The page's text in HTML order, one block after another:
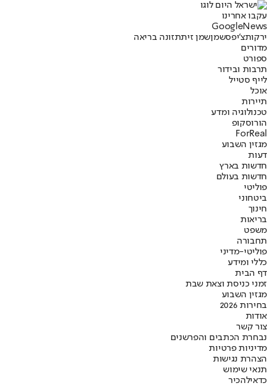
עקבו אחרינו
Googl eNews
ירקותצ'יפסשמןשמן זיתתזונה בריאה
מדורים
ספורט
תרבות ובידור
לייף סטייל
אוכל
תיירות
טכנולוגיה ומדע
הורוסקופ
ForReal
מגזין השבוע
דעות
חדשות בארץ
חדשות בעולם
פוליטי
ביטחוני
חינוך
בריאות
משפט
תחבורה
פוליטי-מדיני
כללי ומידע
דף הבית
זמני כניסת וצאת שבת
מגזין השבוע
בחירות 2026
אודות
צור קשר
נבחרת הכתבים והפרשנים
מדיניות פרטיות
הצהרת נגישות
תנאי שימוש
כדאילהכיר